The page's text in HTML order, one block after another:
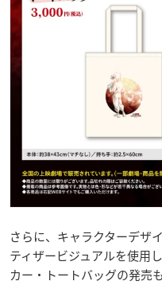
さらに、キャラクターデザ
ティザービジュアルを使用
カー・トートバッグの発売